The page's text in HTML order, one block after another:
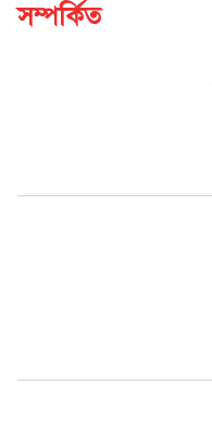
সম্পর্কিত